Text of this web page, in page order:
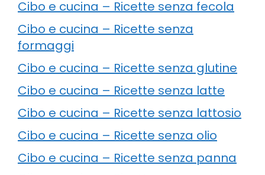
Cibo e cucina – Ricette senza fecola
Cibo e cucina – Ricette senza
formaggi
Cibo e cucina – Ricette senza glutine
Cibo e cucina – Ricette senza latte
Cibo e cucina – Ricette senza lattosio
Cibo e cucina – Ricette senza olio
Cibo e cucina – Ricette senza panna